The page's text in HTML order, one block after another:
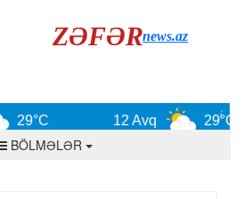
ZƏFƏRnews.az
29°C 12 Avq 29°C
BÖLMƏLƏR